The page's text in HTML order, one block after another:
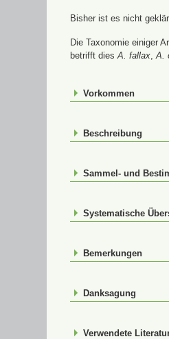
Bisher ist es nicht
Die Taxonomie einiger
betrifft diesA. fallax,A.
Vorkommen
Beschreibung
Sammel- und
Systematische
Bemerkungen
Danksagung
Verwendete